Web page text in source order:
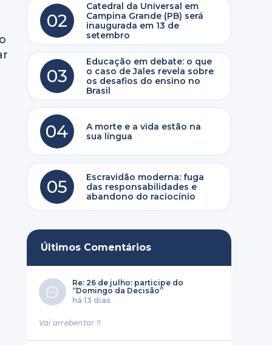
02
Catedral da Universal em
Campina Grande (PB) será
inaugurada em 13 de
setembro
03
Educação em debate: o que
o caso de Jales revela sobre
os desafios do ensino no
Brasil
04
A morte e a vida estão na
sua língua
05
Escravidão moderna: fuga
das responsabilidades e
abandono do raciocínio
Últimos Comentários
Re: 26 de julho: participe do
“Domingo da Decisão”
há 13 dias
Vai arrebentar !!